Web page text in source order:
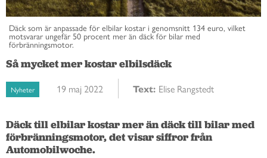
Däck som är anpassade för elbilar kostar i genomsnitt 134 euro, vilket
motsvarar ungefär 50 procent mer än däck för bilar med
förbränningsmotor.
Så mycket mer kostar elbilsdäck
Nyheter 19 maj 2022 Text: Elise Rangstedt
Däck till elbilar kostar mer än däck till bilar med
förbränningsmotor, det visar siffror från
Automobilwoche.